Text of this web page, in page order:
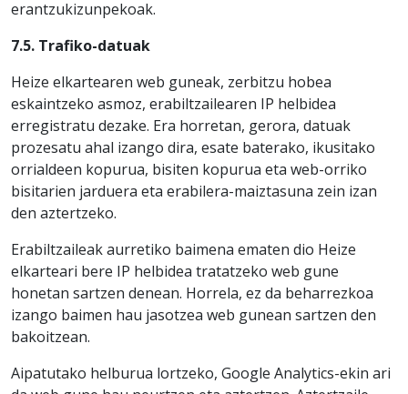
erantzukizunpekoak.
7.5. Trafiko-datuak
Heize elkartearen web guneak, zerbitzu hobea
eskaintzeko asmoz, erabiltzailearen IP helbidea
erregistratu dezake. Era horretan, gerora, datuak
prozesatu ahal izango dira, esate baterako, ikusitako
orrialdeen kopurua, bisiten kopurua eta web-orriko
bisitarien jarduera eta erabilera-maiztasuna zein izan
den aztertzeko.
Erabiltzaileak aurretiko baimena ematen dio Heize
elkarteari bere IP helbidea tratatzeko web gune
honetan sartzen denean. Horrela, ez da beharrezkoa
izango baimen hau jasotzea web gunean sartzen den
bakoitzean.
Aipatutako helburua lortzeko, Google Analytics-ekin ari